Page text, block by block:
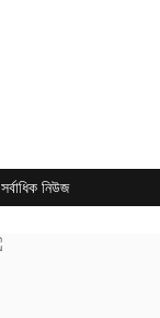
• 🏥 মহিলা হাসপাতাল
সর্বাধিক নিউজ